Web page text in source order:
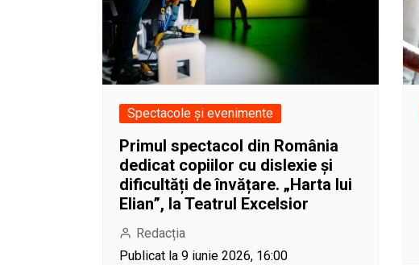
Spectacole și evenimente
Primul spectacol din România
dedicat copiilor cu dislexie și
dificultăți de învățare. „Harta lui
Elian”, la Teatrul Excelsior
Redacția
Publicat la 9 iunie 2026, 16:00